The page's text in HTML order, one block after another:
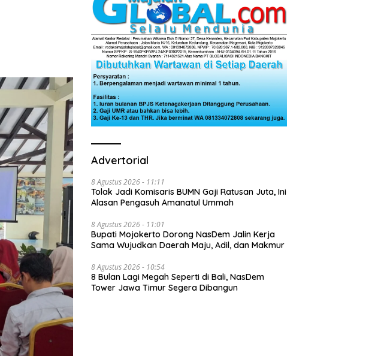
Advertorial
8 Agustus 2026 - 11:11
Tolak Jadi Komisaris BUMN Gaji Ratusan Juta, Ini
Alasan Pengasuh Amanatul Ummah
8 Agustus 2026 - 11:01
Bupati Mojokerto Dorong NasDem Jalin Kerja
Sama Wujudkan Daerah Maju, Adil, dan Makmur
8 Agustus 2026 - 10:54
8 Bulan Lagi Megah Seperti di Bali, NasDem
Tower Jawa Timur Segera Dibangun